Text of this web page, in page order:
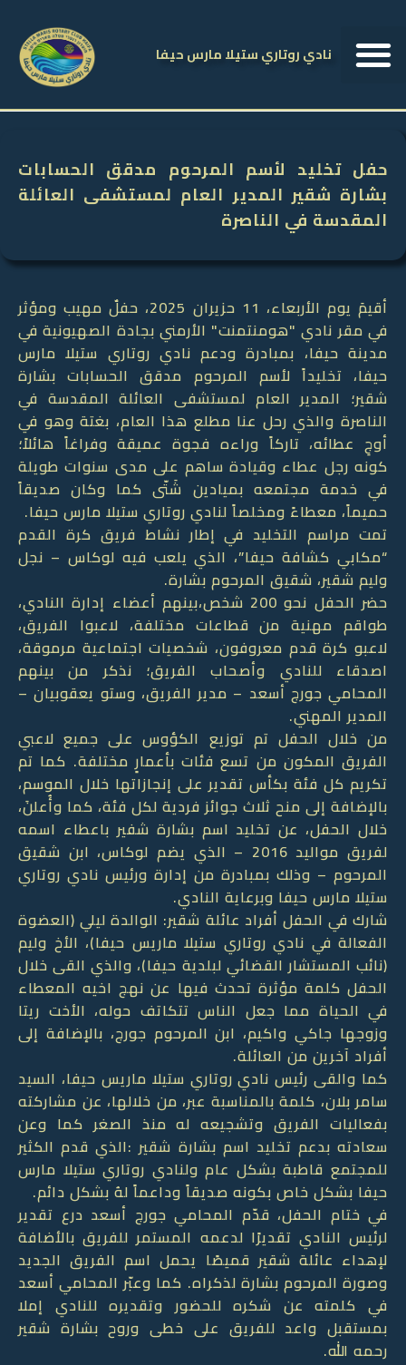
نادي روتاري ستيلا مارس حيفا
حفل تخليد لأسم المرحوم مدقق الحسابات
بشارة شقير المدير العام لمستشفى العائلة
المقدسة في الناصرة
أقيمَ يوم الأربعاء، 11 حزيران 2025، حفلٌ مهيب ومؤثر
في مقر نادي "هومنتمنت" الأرمني بجادة الصهيونية في
مدينة حيفا، بمبادرة ودعم نادي روتاري ستيلا مارس
حيفا، تخليداً لأسم المرحوم مدقق الحسابات بشارة
شقير؛ المدير العام لمستشفى العائلة المقدسة في
الناصرة والذي رحل عنا مطلع هذا العام، بغتة وهو في
أوجِ عطائه، تاركاً وراءه فجوة عميقة وفراغاً هائلاً؛
كونه رجل عطاء وقيادة ساهم على مدى سنوات طويلة
في خدمة مجتمعه بميادين شَتّى كما وكان صديقاً
حميماً، معطاءً ومخلصاً لنادي روتاري ستيلا مارس حيفا.
تمت مراسم التخليد في إطار نشاط فريق كرة القدم
“مكابي كشافة حيفا”، الذي يلعب فيه لوكاس – نجل
وليم شقير، شقيق المرحوم بشارة.
حضر الحفل نحو 200 شخص،بينهم أعضاء إدارة النادي،
طواقم مهنية من قطاعات مختلفة، لاعبوا الفريق،
لاعبو كرة قدم معروفون، شخصيات اجتماعية مرموقة،
اصدقاء للنادي وأصحاب الفريق؛ نذكر من بينهم
المحامي جورج أسعد – مدير الفريق، وستو يعقوبيان –
المدير المهني.
من خلال الحفل تم توزيع الكؤوس على جميع لاعبي
الفريق المكون من تسع فئات بأعمارٍ مختلفة. كما تم
تكريم كل فئة بكأس تقدير على إنجازاتها خلال الموسم،
بالإضافة إلى منح ثلاث جوائز فردية لكل فئة، كما وأُعلنَ،
خلال الحفل، عن تخليد اسم بشارة شفير باعطاء اسمه
لفريق مواليد 2016 – الذي يضم لوكاس، ابن شقيق
المرحوم – وذلك بمبادرة من إدارة ورئيس نادي روتاري
ستيلا مارس حيفا وبرعاية النادي.
شارك في الحفل أفراد عائلة شقير: الوالدة ليلي (العضوة
الفعالة في نادي روتاري ستيلا ماريس حيفا)، الأخ وليم
(نائب المستشار القضائي لبلدية حيفا)، والذي القى خلال
الحفل كلمة مؤثرة تحدث فيها عن نهج اخيه المعطاء
في الحياة مما جعل الناس تتكاتف حوله، الأخت ريتا
وزوجها جاكي واكيم، ابن المرحوم جورج، بالإضافة إلى
أفراد آخرين من العائلة.
كما والقى رئيس نادي روتاري ستيلا ماريس حيفا، السيد
سامر بلان، كلمة بالمناسبة عبر، من خلالها، عن مشاركته
بفعاليات الفريق وتشجيعه له منذ الصغر كما وعن
سعادته بدعم تخليد اسم بشارة شقير :الذي قدم الكثير
للمجتمع قاطبة بشكل عام ولنادي روتاري ستيلا مارس
حيفا بشكل خاص بكونه صديقاً وداعماً لهُ بشكل دائم.
في ختام الحفل، قدّم المحامي جورج أسعد درع تقدير
لرئيس النادي تقديرًا لدعمه المستمر للفريق بالأضافة
لإهداء عائلة شقير قميصًا يحمل اسم الفريق الجديد
وصورة المرحوم بشارة لذكراه. كما وعبّر المحامي أسعد
في كلمته عن شكره للحضور وتقديره للنادي إملا
بمستقبل واعد للفريق على خطى وروح بشارة شقير
رحمه الله.